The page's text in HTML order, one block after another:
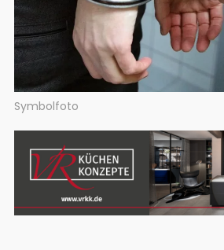
Symbolfoto